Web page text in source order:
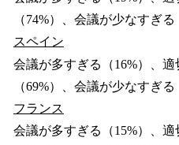
（74%）、会議が少なすぎる
スペイン
会議が多すぎる（16%）、
（69%）、会議が少なすぎる
フランス
会議が多すぎる（15%）、